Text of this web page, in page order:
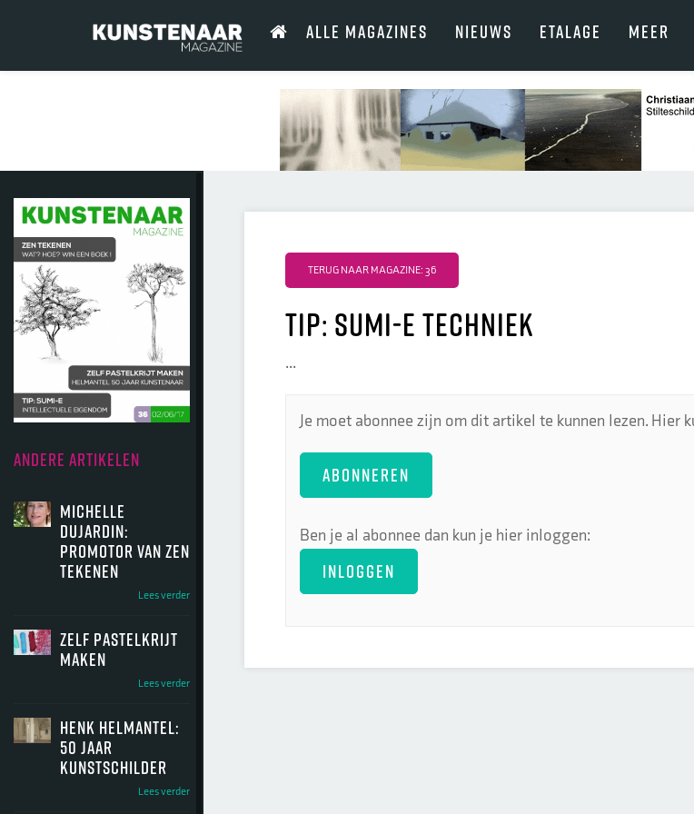
ALLE MAGAZINES NIEUWS ETALAGE MEER
ANDERE ARTIKELEN
Michelle
Dujardin:
promotor van zen
tekenen
Lees verder
Zelf pastelkrijt
maken
Lees verder
Henk Helmantel:
50 jaar
kunstschilder
Lees verder
TERUG NAAR MAGAZINE: 36
tip: Sumi-e techniek
...
Je moet abonnee zijn om dit artikel te kunnen lezen. Hier
ABONNEREN
Ben je al abonnee dan kun je hier inloggen:
INLOGGEN